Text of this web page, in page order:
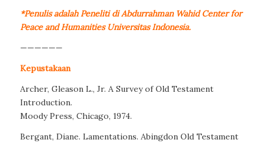
*Penulis adalah Peneliti di Abdurrahman Wahid Center for
Peace and Humanities Universitas Indonesia.
——————
Kepustakaan
Archer, Gleason L., Jr. A Survey of Old Testament
Introduction.
Moody Press, Chicago, 1974.
Bergant, Diane. Lamentations. Abingdon Old Testament